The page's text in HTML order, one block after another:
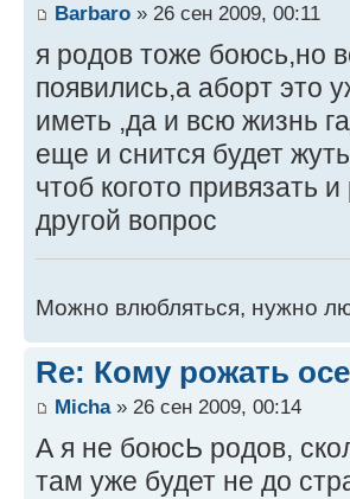
Barbaro » 26 сен 2009, 00:11
я родов тоже боюсь,но
появились,а аборт это
иметь ,да и всю жизнь
еще и снится будет
чтоб когото привязать
другой вопрос
Можно влюбляться, нужно
Re: Кому рожать
Micha» 26 сен 2009, 00:14
А я не боюсЬ родов,
там уже будет не до